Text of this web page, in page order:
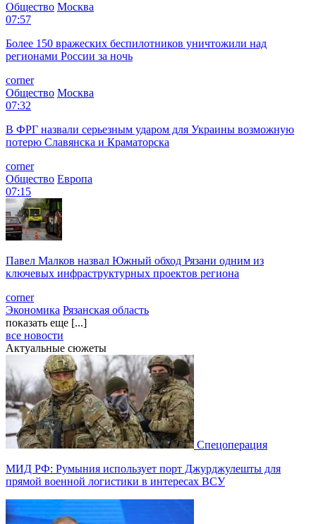
Общество Москва
07:57
Более 150 вражеских беспилотников уничтожили над
регионами России за ночь
corner
Общество Москва
07:32
В ФРГ назвали серьезным ударом для Украины возможную
потерю Славянска и Краматорска
corner
Общество Европа
07:15
Павел Малков назвал Южный обход Рязани одним из
ключевых инфраструктурных проектов региона
corner
Экономика Рязанская область
показать еще [...]
все новости
Актуальные сюжеты
Спецоперация
МИД РФ: Румыния использует порт Джурджулешты для
прямой военной логистики в интересах ВСУ